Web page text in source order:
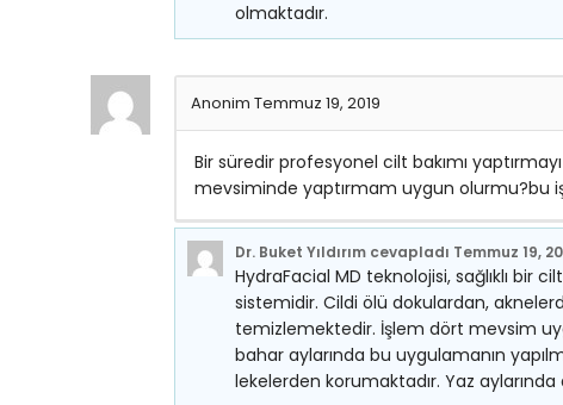
olmaktadır.
Anonim Temmuz 19, 2019
Bir süredir profesyonel cilt bakımı
mevsiminde yaptırmam uygun olurmu?bu
Dr. Buket Yıldırım cevapladı Temmuz 19,
HydraFacial MD teknolojisi, sağlıklı bir
sistemidir. Cildi ölü dokulardan,
temizlemektedir. İşlem dört mevsim
bahar aylarında bu uygulamanın
lekelerden korumaktadır. Yaz